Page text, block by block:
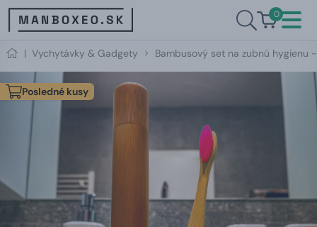
0
| Vychytávky & Gadgety Bambusový set na zubnú hygienu
Posledné kusy